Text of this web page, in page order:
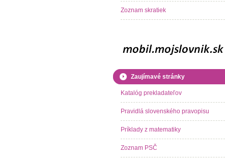
Zoznam skratiek
Zaujímavé stránky
Katalóg prekladateľov
Pravidlá slovenského pravopisu
Príklady z matematiky
Zoznam PSČ